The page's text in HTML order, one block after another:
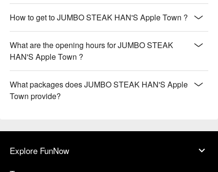
How to get to JUMBO STEAK HAN'S Apple Town ?
What are the opening hours for JUMBO STEAK
HAN'S Apple Town ?
What packages does JUMBO STEAK HAN'S Apple
Town provide?
Explore FunNow